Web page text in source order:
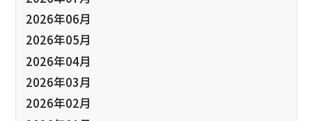
2026年06月
2026年05月
2026年04月
2026年03月
2026年02月